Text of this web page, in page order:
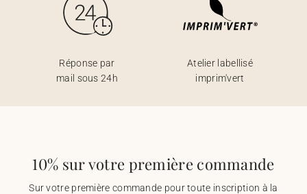
Réponse par
mail sous 24h
Atelier labellisé
imprim'vert
10% sur votre première commande
Sur votre première commande pour toute inscription à la